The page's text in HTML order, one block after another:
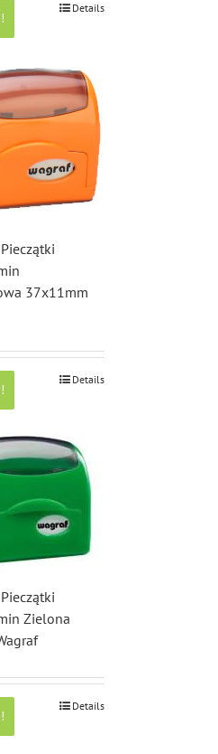
Details
37x11mm
Details
Zielona
Details